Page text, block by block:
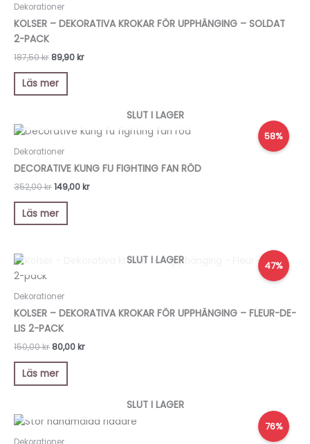
Dekorationer
KOLSER – DEKORATIVA KROKAR FÖR UPPHÄNGING – SOLDAT
2-PACK
187,50kr
187,50 kr.
89,90kr
Läs mer
58%
SLUT I LAGER
Dekorationer
DECORATIVE KUNG FU FIGHTING FAN RÖD
352,00kr
Det
ursprungliga
priset
var:
352,00 kr.
149,00kr
Det
nuvarande
är:
149,00 kr.
Läs mer
47%
SLUT I LAGER
Dekorationer
KOLSER – DEKORATIVA KROKAR FÖR UPPHÄNGING – FLEUR-DE-
LIS 2-PACK
150,00kr
var:
150,00 kr.
80,00kr
Läs mer
76%
SLUT I LAGER
Dekorationer
Det
priset
Det